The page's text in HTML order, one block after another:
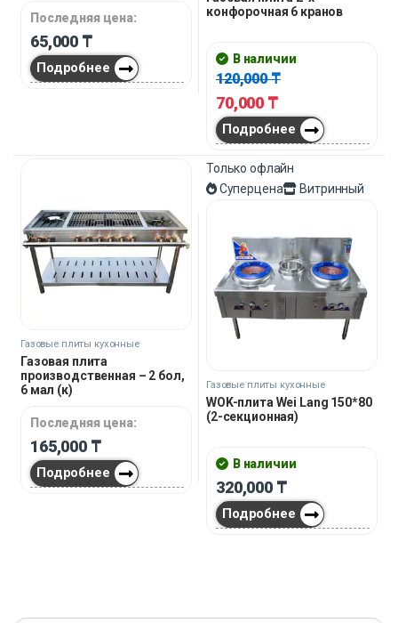
Последняя цена:
65,000 ₸
Подробнее
конфорочная 6 кранов
В наличии
120,000₸
70,000 ₸
Подробнее
Газовые плиты кухонные
Газовая плита
производственная – 2 бол,
6 мал (к)
Последняя цена:
165,000 ₸
Подробнее
Только офлайн
Суперцена
Витринный
Газовые плиты кухонные
WOK-плита Wei Lang 150*80
(2-секционная)
В наличии
320,000 ₸
Подробнее